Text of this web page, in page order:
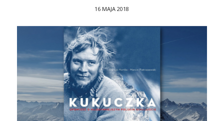
16 MAJA 2018